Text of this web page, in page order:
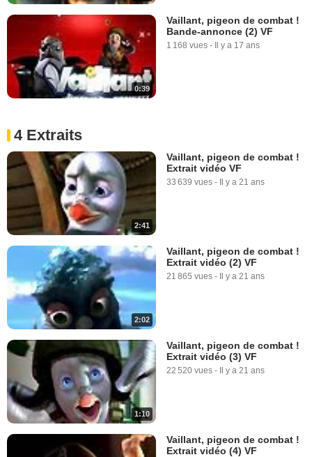
0:39
Vaillant, pigeon de combat !
Bande-annonce (2) VF
1 168 vues - Il y a 17 ans
4 Extraits
2:41
Vaillant, pigeon de combat !
Extrait vidéo VF
33 639 vues - Il y a 21 ans
2:02
Vaillant, pigeon de combat !
Extrait vidéo (2) VF
21 865 vues - Il y a 21 ans
1:10
Vaillant, pigeon de combat !
Extrait vidéo (3) VF
22 520 vues - Il y a 21 ans
Vaillant, pigeon de combat !
Extrait vidéo (4) VF